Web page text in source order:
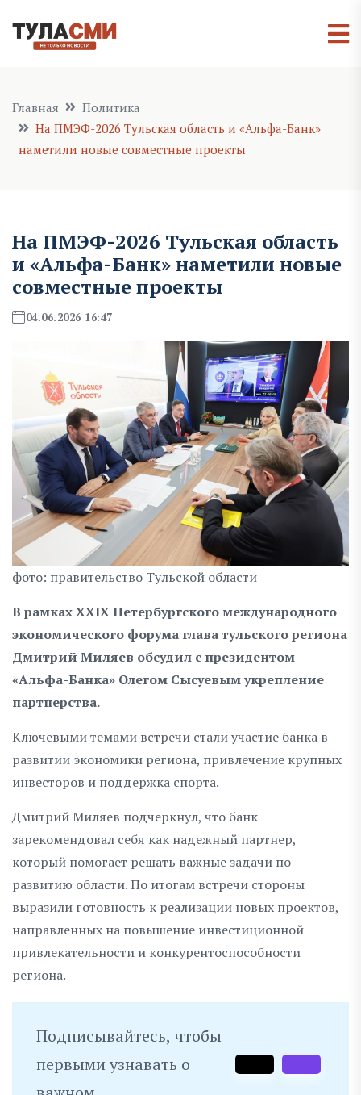
Главная
Политика
На ПМЭФ-2026 Тульская область и «Альфа-Банк»
наметили новые совместные проекты
На ПМЭФ-2026 Тульская область
и «Альфа-Банк» наметили новые
совместные проекты
04.06.2026 16:47
фото: правительство Тульской области
В рамках XXIX Петербургского международного
экономического форума глава тульского региона
Дмитрий Миляев обсудил с президентом
«Альфа-Банка» Олегом Сысуевым укрепление
партнерства.
Ключевыми темами встречи стали участие банка в
развитии экономики региона, привлечение крупных
инвесторов и поддержка спорта.
Дмитрий Миляев подчеркнул, что банк
зарекомендовал себя как надежный партнер,
который помогает решать важные задачи по
развитию области. По итогам встречи стороны
выразили готовность к реализации новых проектов,
направленных на повышение инвестиционной
привлекательности и конкурентоспособности
региона.
Подписывайтесь, чтобы
первыми узнавать о